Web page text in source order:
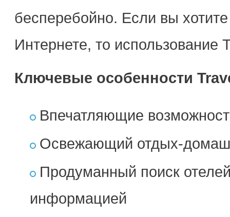
бесперебойно. Если вы
Интернете, то использование
Ключевые особенности
Впечатляющие
Освежающий отдых-
Продуманный поиск
информацией